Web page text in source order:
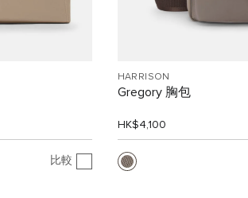
比較
HARRISON
Gregory 胸包
HK$4,100